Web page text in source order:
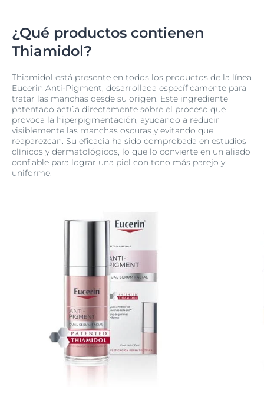
¿Qué productos contienen
Thiamidol?
Thiamidol está presente en todos los productos de la línea
Eucerin Anti-Pigment, desarrollada específicamente para
tratar las manchas desde su origen. Este ingrediente
patentado actúa directamente sobre el proceso que
provoca la hiperpigmentación, ayudando a reducir
visiblemente las manchas oscuras y evitando que
reaparezcan. Su eficacia ha sido comprobada en estudios
clínicos y dermatológicos, lo que lo convierte en un aliado
confiable para lograr una piel con tono más parejo y
uniforme.